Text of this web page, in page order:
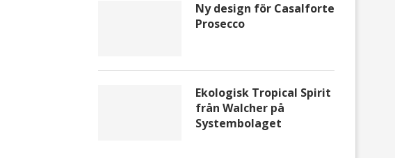
Ny design för Casalforte
Prosecco
Ekologisk Tropical Spirit
från Walcher på
Systembolaget